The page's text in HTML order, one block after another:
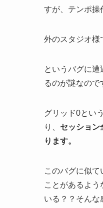
すが、テンポ操
外のスタジオ
というバグに
るのが謎なので
グリッド0とい
り、 セッション
ります。
このバグに似
ことがあるよ
いる？？そんな